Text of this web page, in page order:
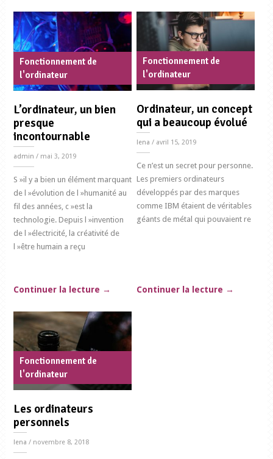
Fonctionnement de
l'ordinateur
L’ordinateur, un bien
presque
incontournable
admin / mai 3, 2019
S »il y a bien un élément marquant
de l »évolution de l »humanité au
fil des années, c »est la
technologie. Depuis l »invention
de l »électricité, la créativité de
l »être humain a reçu
Continuer la lecture →
Fonctionnement de
l'ordinateur
Ordinateur, un concept
qui a beaucoup évolué
lena / avril 15, 2019
Ce n’est un secret pour personne.
Les premiers ordinateurs
développés par des marques
comme IBM étaient de véritables
géants de métal qui pouvaient re
Continuer la lecture →
Fonctionnement de
l'ordinateur
Les ordinateurs
personnels
lena / novembre 8, 2018